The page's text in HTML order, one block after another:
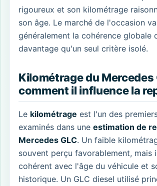
rigoureux et son kilométrage
son âge. Le marché de l'occasion
généralement la cohérence globale
davantage qu'un seul critère isolé.
Kilométrage du Mercedes
comment il influence la
Le kilométrage est l'un des
examinés dans une estimation de
Mercedes GLC. Un faible
souvent perçu favorablement, mais
cohérent avec l'âge du véhicule et
historique. Un GLC diesel utilisé